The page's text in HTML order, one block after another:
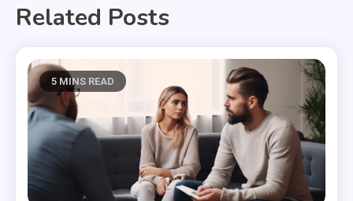
Related Posts
5 MINS READ